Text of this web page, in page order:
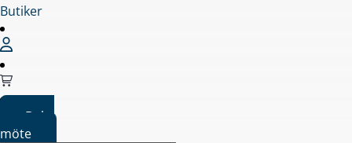
Butiker
Boka
möte